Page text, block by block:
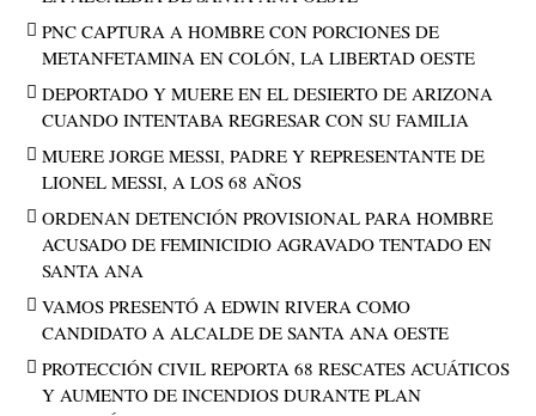
PNC CAPTURA A HOMBRE CON PORCIONES DE
METANFETAMINA EN COLÓN, LA LIBERTAD OESTE
DEPORTADO Y MUERE EN EL DESIERTO DE ARIZONA
CUANDO INTENTABA REGRESAR CON SU FAMILIA
MUERE JORGE MESSI, PADRE Y REPRESENTANTE DE
LIONEL MESSI, A LOS 68 AÑOS
ORDENAN DETENCIÓN PROVISIONAL PARA HOMBRE
ACUSADO DE FEMINICIDIO AGRAVADO TENTADO EN
SANTA ANA
VAMOS PRESENTÓ A EDWIN RIVERA COMO
CANDIDATO A ALCALDE DE SANTA ANA OESTE
PROTECCIÓN CIVIL REPORTA 68 RESCATES ACUÁTICOS
Y AUMENTO DE INCENDIOS DURANTE PLAN